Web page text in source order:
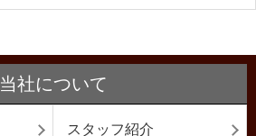
当社について
スタッフ紹介